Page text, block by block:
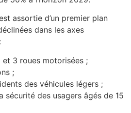
assortie d’un premier plan
dans les axes
3 roues motorisées ;
;
des véhicules légers ;
sécurité des usagers âgés de 15